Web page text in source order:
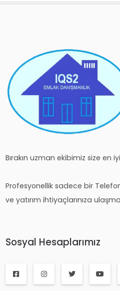
Bırakın uzman ekibimiz size en
Profesyonellik sadece bir
ve yatırım ihtiyaçlarınıza
Sosyal Hesaplarımız